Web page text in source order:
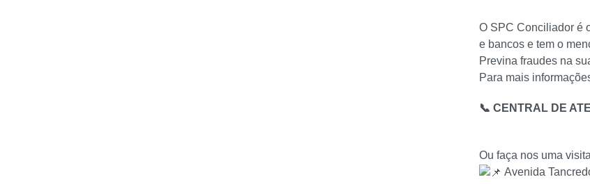
O SPC Conciliador é
e bancos e tem o
Previna fraudes na
Para mais
📞 CENTRAL DE
Ou faça nos uma
Avenida